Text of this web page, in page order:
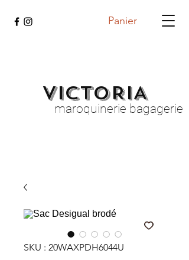
Panier
VICTORIA
maroquinerie bagagerie
SKU : 20WAXPDH6044U